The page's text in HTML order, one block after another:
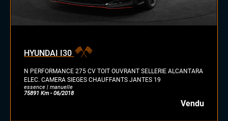
HYUNDAI I30
N PERFORMANCE 275 CV TOIT OUVRANT SELLERIE ALCANTARA
ELEC. CAMERA SIEGES CHAUFFANTS JANTES 19
essence | manuelle
75891 Km - 06/2018
Vendu